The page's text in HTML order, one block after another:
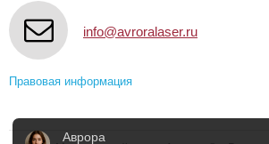
info@avroralaser.ru
Правовая информация
Аврора